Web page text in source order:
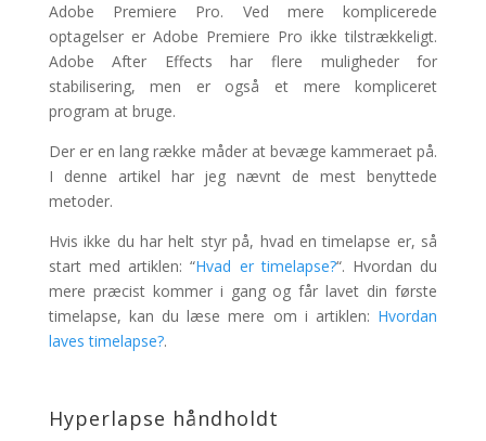
Adobe Premiere Pro. Ved mere komplicerede
optagelser er Adobe Premiere Pro ikke tilstrækkeligt.
Adobe After Effects har flere muligheder for
stabilisering, men er også et mere kompliceret
program at bruge.
Der er en lang række måder at bevæge kammeraet på.
I denne artikel har jeg nævnt de mest benyttede
metoder.
Hvis ikke du har helt styr på, hvad en timelapse er, så
start med artiklen: “Hvad er timelapse?“. Hvordan du
mere præcist kommer i gang og får lavet din første
timelapse, kan du læse mere om i artiklen: Hvordan
laves timelapse?.
Hyperlapse håndholdt